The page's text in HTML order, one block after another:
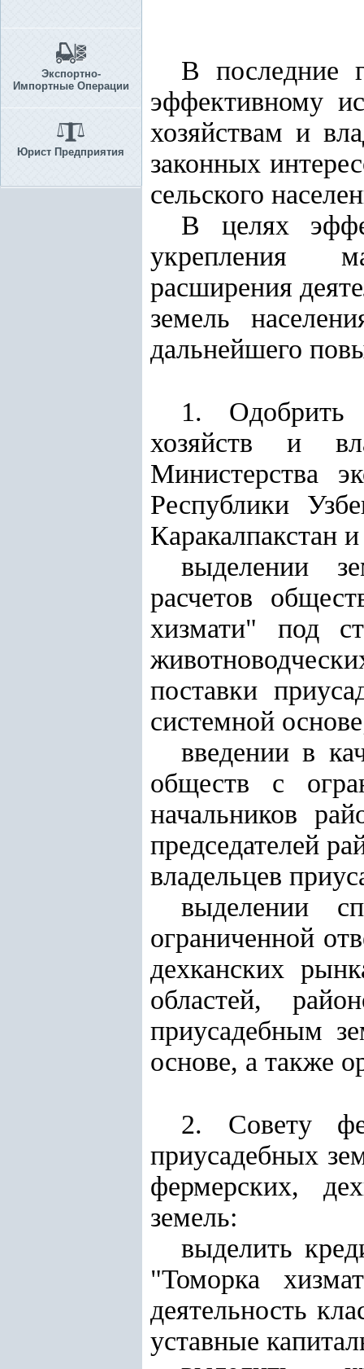
Экспортно-
Импортные Операции
Юрист Предприятия
В последние
эффективному
хозяйствам и
законных
сельского
В целях
укрепления
расширения
земель
дальнейшего
1. Одобрить
хозяйств и
Министерства
Республики
Каракалпакстан
выделении
расчетов
хизмати" под
поставки
системной
введении в
обществ с
начальников
председателей
владельцев
выделении
ограниченной
дехканских
областей,
приусадебным
основе, а также
2. Совету
приусадебных
фермерских,
земель:
выделить
"Томорка
деятельность
уставные